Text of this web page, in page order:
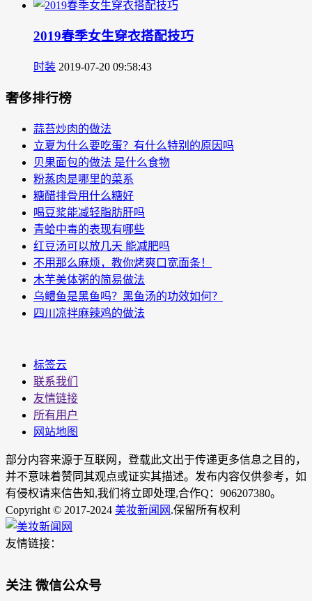
2019春季女生穿衣搭配技巧
时装 2019-07-20 09:58:43
奢侈排行榜
蒜苔炒肉的做法
立夏为什么要吃蛋？有什么特别的原因吗
贝果面包的做法 是什么食物
粉蒸肉是哪里的菜系
糖醋排骨用什么糖好
喝豆浆能减轻脂肪肝吗
青蛤中毒的表现有哪些
红豆汤可以放几天 能减肥吗
不用那么麻烦，教你烤爽口宽面条！
木芋美体粥的简易做法
乌鳢鱼是黑鱼吗？黑鱼汤的功效如何？
四川凉拌麻辣鸡的做法
标签云
联系我们
友情链接
所有用户
网站地图
部分内容来源于互联网，登载此文出于传递更多信息之目的，
并不意味着赞同其观点或证实其描述。发布内容仅供参考，如
有侵权请来信告知,我们将立即处理,合作Q：906207380。
Copyright © 2017-2024 美妆新闻网 .保留所有权利
友情链接：
关注 微信公众号